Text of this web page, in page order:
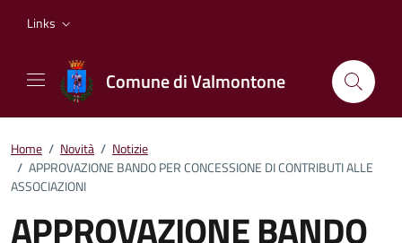
Links
Comune di Valmontone
Home / Novità / Notizie
/ APPROVAZIONE BANDO PER CONCESSIONE DI CONTRIBUTI ALLE
ASSOCIAZIONI
APPROVAZIONE BANDO